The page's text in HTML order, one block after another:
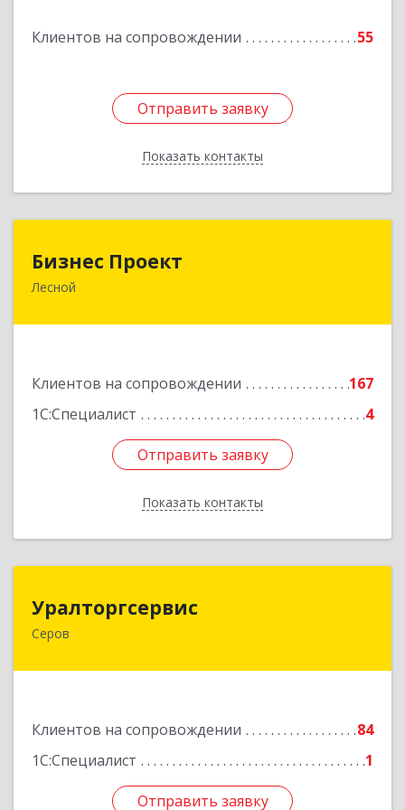
Клиентов на сопровождении 55
Отправить заявку
Показать контакты
Отправить заявку
Назад
Бизнес Проект
Лесной
Клиентов на сопровождении
167
1С:Специалист
4
Отправить заявку
Показать контакты
624200, Свердловская обл, Лесной г, Сиротина
Отправить заявку
Назад
Уралторгсервис
Серов
Клиентов на сопровождении
84
1С:Специалист
1
Отправить заявку
624980, Свердловская обл, Серов г, Кирова ул,
Отправить заявку